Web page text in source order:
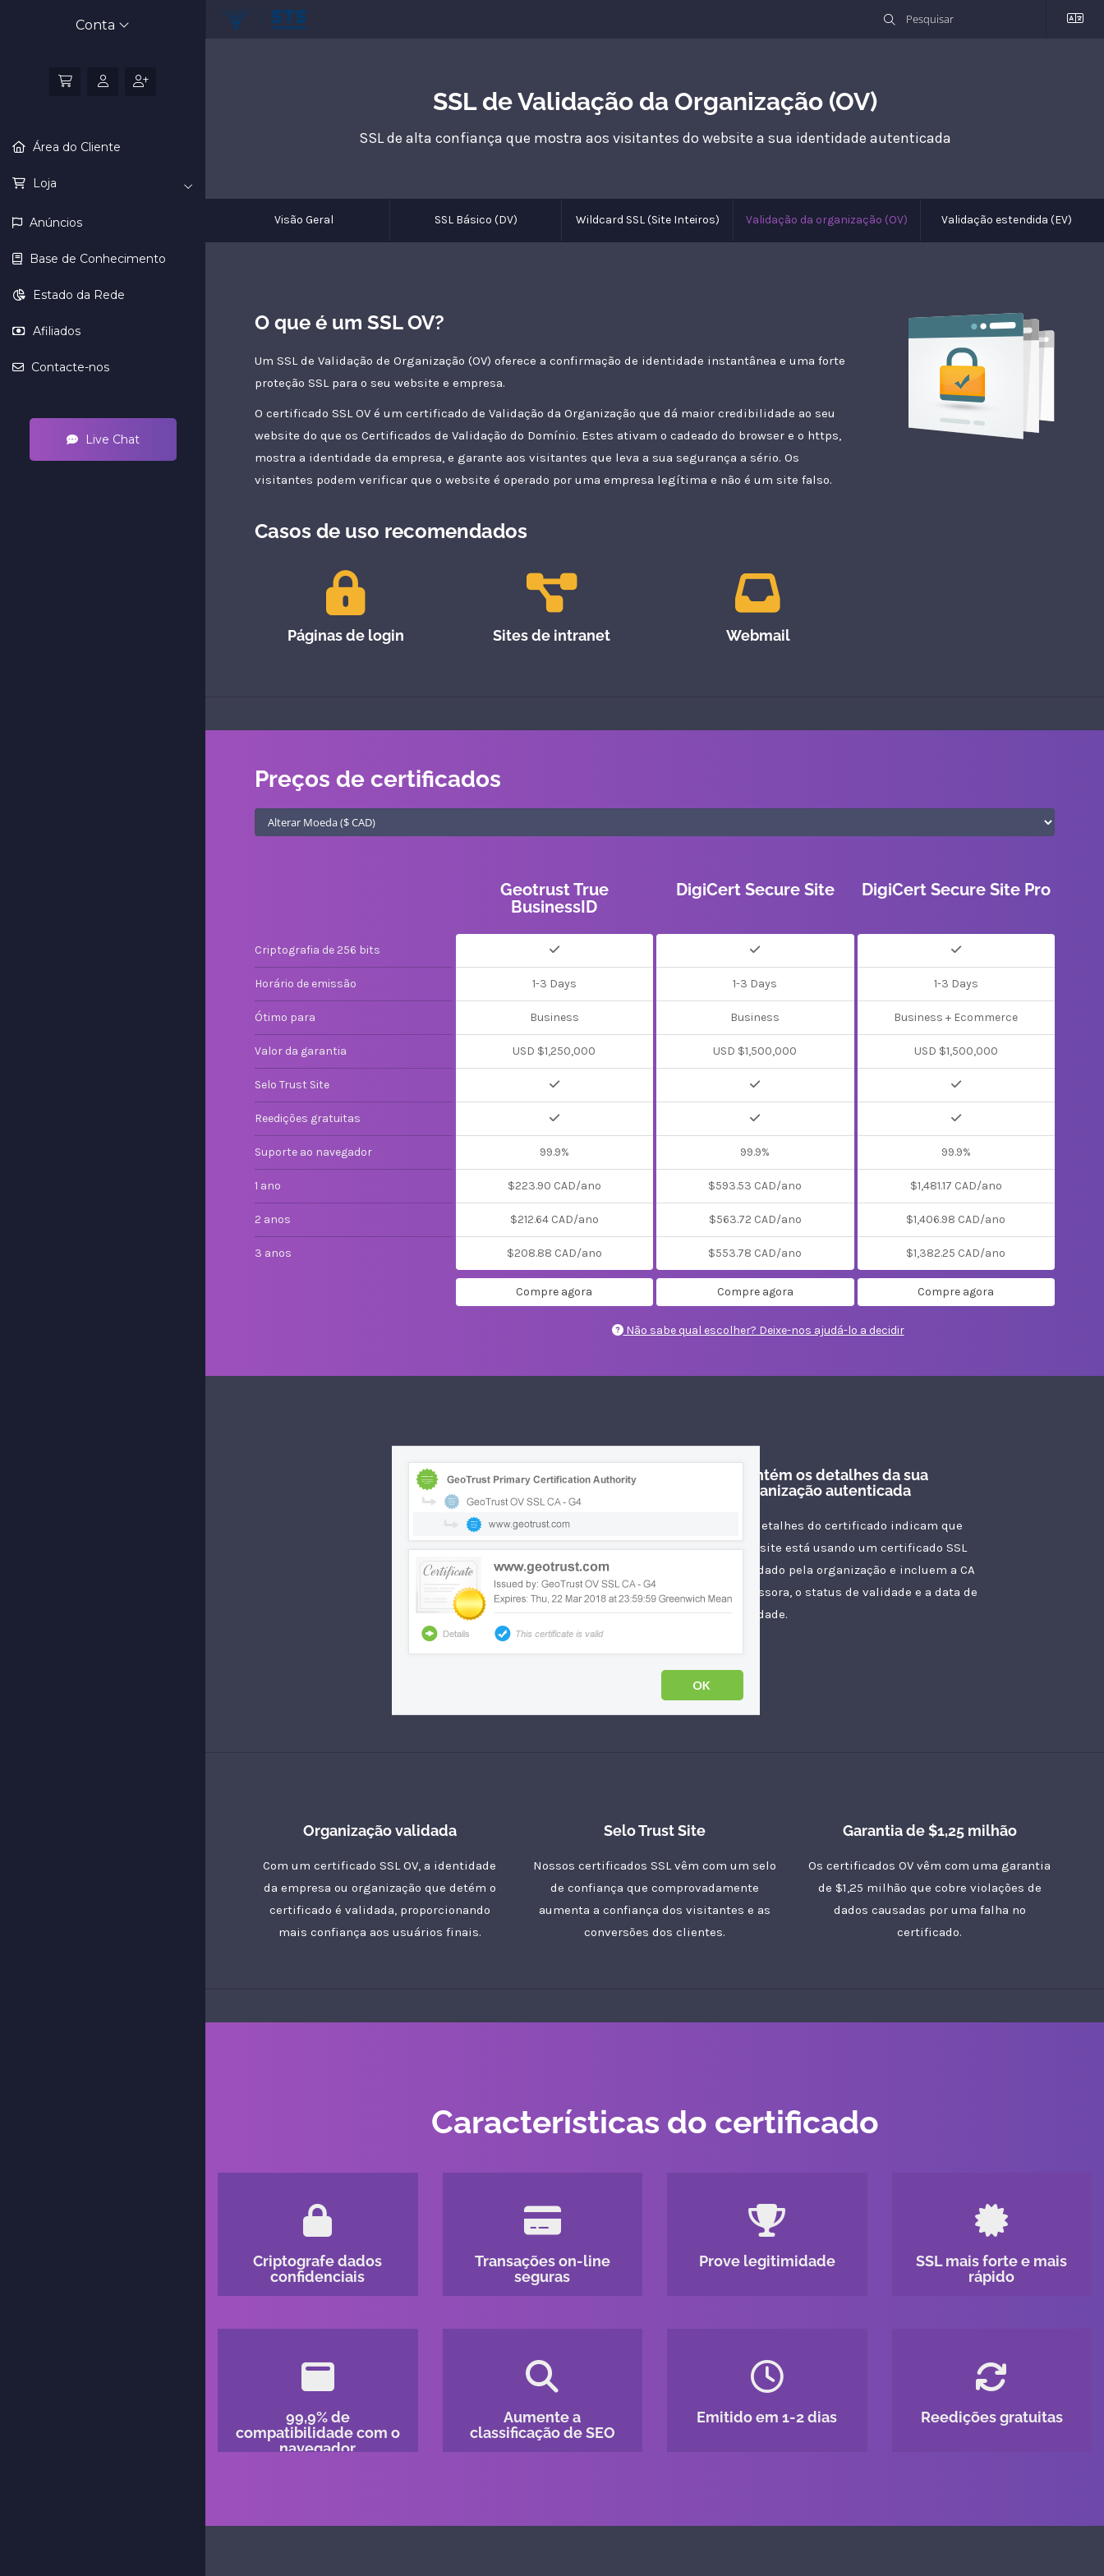
Conta
Área do Cliente
Loja
Anúncios
Base de Conhecimento
Estado da Rede
Afiliados
Contacte-nos
Live Chat
SSL de Validação da Organização (OV)
SSL de alta confiança que mostra aos visitantes do website a sua identidade autenticada
Visão Geral SSL Básico (DV) Wildcard SSL (Site Inteiros) Validação da organização (OV) Validação estendida (EV)
O que é um SSL OV?
Um SSL de Validação de Organização (OV) oferece a confirmação de identidade instantânea e uma forte
proteção SSL para o seu website e empresa.
O certificado SSL OV é um certificado de Validação da Organização que dá maior credibilidade ao seu
website do que os Certificados de Validação do Domínio. Estes ativam o cadeado do browser e o https,
mostra a identidade da empresa, e garante aos visitantes que leva a sua segurança a sério. Os
visitantes podem verificar que o website é operado por uma empresa legítima e não é um site falso.
Casos de uso recomendados
Páginas de login Sites de intranet Webmail
Preços de certificados
Criptografia de 256 bits
Horário de emissão
Ótimo para
Valor da garantia
Selo Trust Site
Reedições gratuitas
Suporte ao navegador
1 ano
2 anos
3 anos
Geotrust True
BusinessID
1-3 Days
Business
USD $1,250,000
99.9%
$223.90 CAD/ano
$212.64 CAD/ano
$208.88 CAD/ano
Compre agora
DigiCert Secure Site
1-3 Days
Business
USD $1,500,000
99.9%
$593.53 CAD/ano
$563.72 CAD/ano
$553.78 CAD/ano
Compre agora
DigiCert Secure Site Pro
1-3 Days
Business + Ecommerce
USD $1,500,000
99.9%
$1,481.17 CAD/ano
$1,406.98 CAD/ano
$1,382.25 CAD/ano
Compre agora
Não sabe qual escolher? Deixe-nos ajudá-lo a decidir
Contém os detalhes da sua
organização autenticada
Os detalhes do certificado indicam que
seu site está usando um certificado SSL
validado pela organização e incluem a CA
emissora, o status de validade e a data de
validade.
Organização validada
Com um certificado SSL OV, a identidade
da empresa ou organização que detém o
certificado é validada, proporcionando
mais confiança aos usuários finais.
Selo Trust Site
Nossos certificados SSL vêm com um selo
de confiança que comprovadamente
aumenta a confiança dos visitantes e as
conversões dos clientes.
Garantia de $1,25 milhão
Os certificados OV vêm com uma garantia
de $1,25 milhão que cobre violações de
dados causadas por uma falha no
certificado.
Características do certificado
Criptografe dados
confidenciais
Transações on-line
seguras
Prove legitimidade
SSL mais forte e mais
rápido
99,9% de
compatibilidade com o
navegador
Aumente a
classificação de SEO
Emitido em 1-2 dias Reedições gratuitas